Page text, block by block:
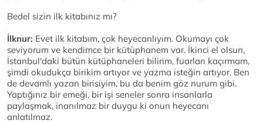
Bedel sizin ilk kitabınız mı?
İlknur: Evet ilk kitabım, çok heyecanlıyım. Okumayı çok
seviyorum ve kendimce bir kütüphanem var. İkinci el olsun,
İstanbul'daki bütün kütüphaneleri bilirim, fuarları kaçırmam,
şimdi okudukça birikim artıyor ve yazma isteğin artıyor. Ben
de devamlı yazan birisiyim, bu da benim göz nurum gibi.
Yaptığınız bir emeği, bir işi seneler sonra insanlarla
paylaşmak, inanılmaz bir duygu ki onun heyecanı
anlatılmaz.